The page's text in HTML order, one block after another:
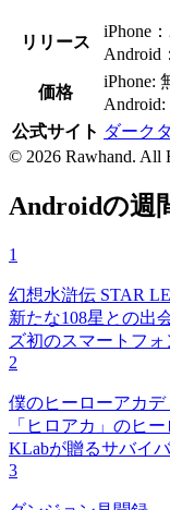
リリース
iPhone
Android
価格
iPhone:
公式サイト ダーク
© 2026 Rawhand. All
Androidの週
1
幻想水滸伝 STAR
新たな108星との出
ズ初のスマートフォ
2
僕のヒーローアカ
「ヒロアカ」のヒ
KLabが贈るサバイ
3